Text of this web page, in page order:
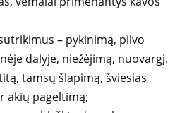
– pykinimą, pilvo
dalyje, niežėjimą, nuovargį,
tamsų šlapimą, šviesias
akių pageltimą;